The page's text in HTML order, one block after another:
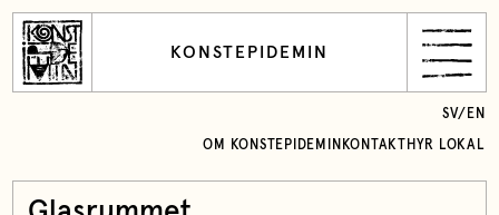
KONSTEPIDEMIN
OM KONSTEPIDEMIN KONTAKT HYR LOKAL
SV/ EN